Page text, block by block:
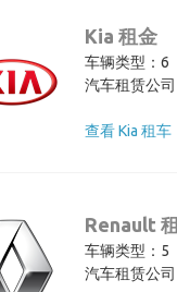
Kia 租金
车辆类型：6
汽车租赁公
查看 Kia 租车
Renault
车辆类型：5
汽车租赁公